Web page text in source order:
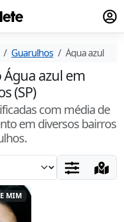
Guarulhos Água azul
azul em
(SP)
com média de
em diversos bairros
.
MIM